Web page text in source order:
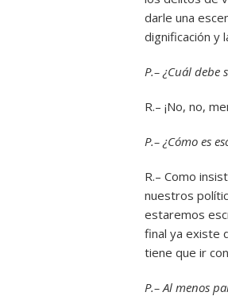
darle una
dignificación y
P.– ¿Cuál
R.– ¡No, no,
P.– ¿Cómo es
R.– Como
nuestros
estaremos
final ya existe
tiene que ir
P.– Al menos